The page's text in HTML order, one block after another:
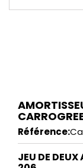
Référence:
JEU DE DEUX